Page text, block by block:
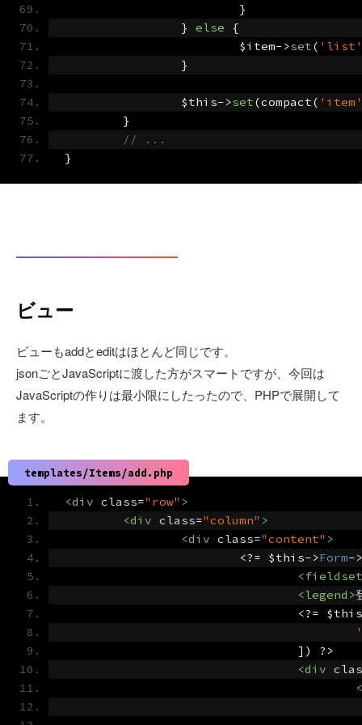
}
}
else
{
			$item
->set( 'list'
}
		$this
->set(compact( 'item'
}
// ...
}
ビュー
ビューもaddとeditはほとんど同じです。
jsonごとJavaScriptに渡した方がスマートですが、今回は
JavaScriptの作りは最小限にしたったので、PHPで展開して
ます。
templates/Items/add.php
<div class="row" >
<div class="column" >
<div class="content" >
<?= $this->Form->
<legend>
<?= $this
])
?>
<div